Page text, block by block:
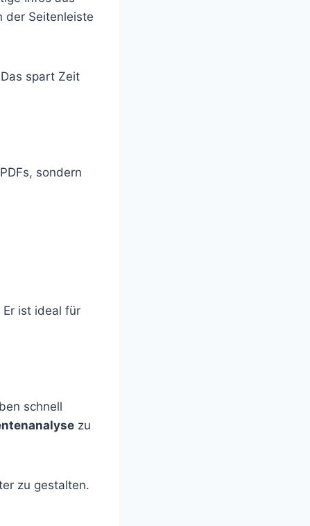
der Seitenleiste
spart Zeit
sondern
ist ideal für
schnell
zu
zu gestalten.